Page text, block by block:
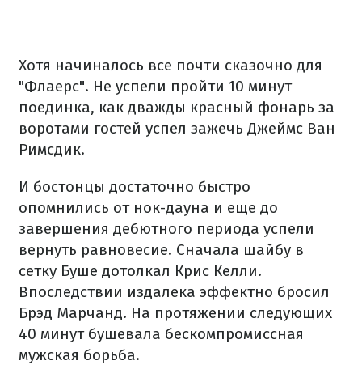
Хотя начиналось все почти сказочно для
"Флаерс". Не успели пройти 10 минут
поединка, как дважды красный фонарь за
воротами гостей успел зажечь Джеймс Ван
Римсдик.
И бостонцы достаточно быстро
опомнились от нок-дауна и еще до
завершения дебютного периода успели
вернуть равновесие. Сначала шайбу в
сетку Буше дотолкал Крис Келли.
Впоследствии издалека эффектно бросил
Брэд Марчанд. На протяжении следующих
40 минут бушевала бескомпромиссная
мужская борьба.